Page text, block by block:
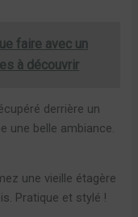
faire avec un
à découvrir
derrière un
une belle ambiance.
une vieille étagère
Pratique et stylé !